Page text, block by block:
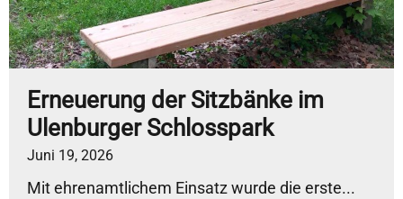
Erneuerung der Sitzbänke im
Ulenburger Schlosspark
Juni 19, 2026
Mit ehrenamtlichem Einsatz wurde die erste...